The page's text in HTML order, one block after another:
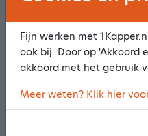
Hairweaving
Fijn werken met
ook bij. Door op 'Akkoord
akkoord met het gebruik
Meer weten? Klik hier